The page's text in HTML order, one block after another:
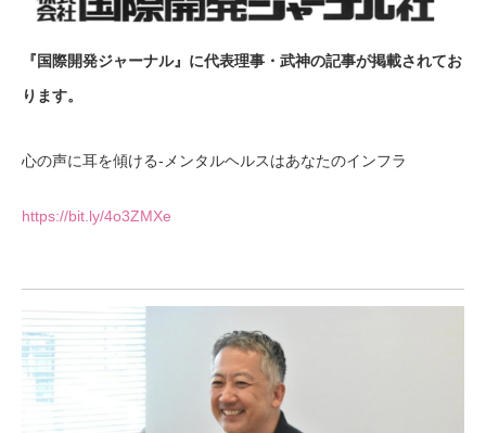
『国際開発ジャーナル』に代表理事・武神の記事が掲載されてお
ります。
心の声に耳を傾ける-メンタルヘルスはあなたのインフラ
https://bit.ly/4o3ZMXe